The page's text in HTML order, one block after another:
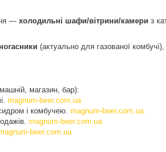
— холодильні шафи/вітрини/камери з
(актуально для газованої
магазин, бар):
magnum-beer.com.ua
і комбучею. magnum-beer.com.ua
magnum-beer.com.ua
beer.com.ua